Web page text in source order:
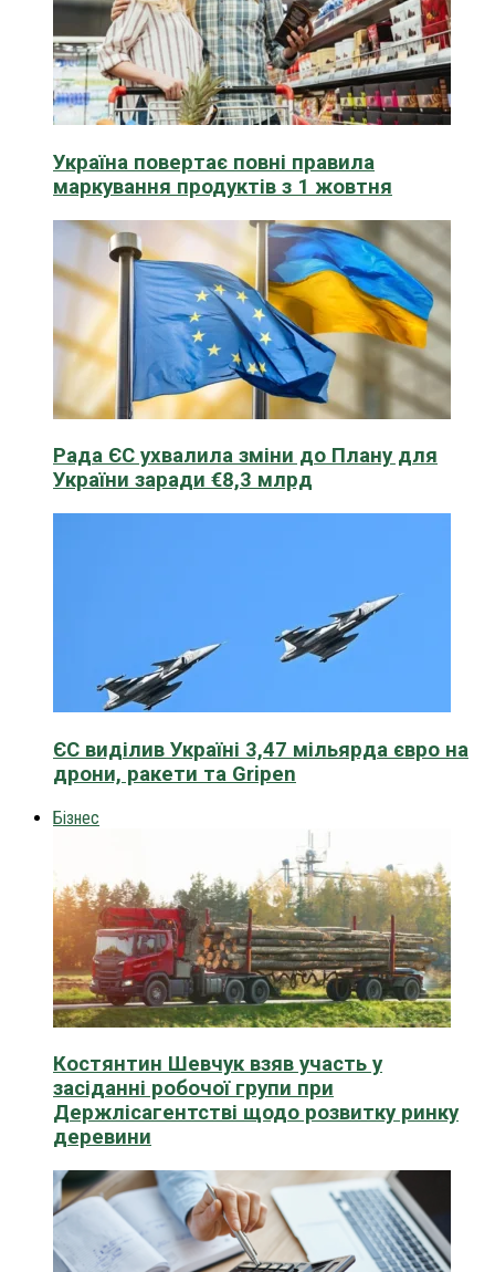
Україна повертає повні правила
маркування продуктів з 1 жовтня
Рада ЄС ухвалила зміни до Плану для
України заради €8,3 млрд
ЄС виділив Україні 3,47 мільярда євро на
дрони, ракети та Gripen
Бізнес
Костянтин Шевчук взяв участь у
засіданні робочої групи при
Держлісагентстві щодо розвитку ринку
деревини